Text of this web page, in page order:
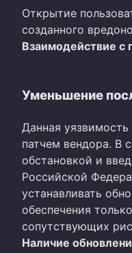
Открытие
созданного
Взаимодействие с
Уменьшение
Данная
патчем вендора. В
обстановкой и
Российской
устанавливать
обеспечения
сопутствующих
Наличие